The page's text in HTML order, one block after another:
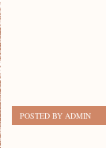
POSTED BY ADMIN